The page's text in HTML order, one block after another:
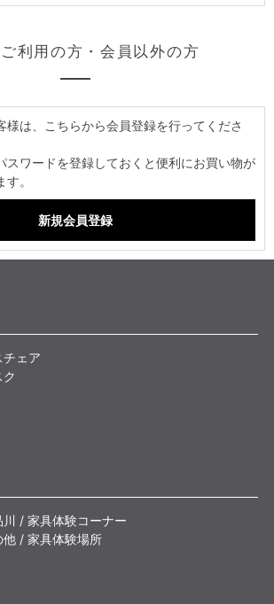
利用の方・会員以外の方
様は、こちらから会員登録を行ってくださ
スワードを登録しておくと便利にお買い物が
。
ェア
/ 家具体験コーナー
/ 家具体験場所